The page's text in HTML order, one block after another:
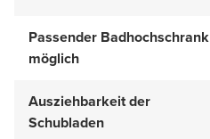
Passender Badhochschrank
möglich
Ausziehbarkeit der
Schubladen